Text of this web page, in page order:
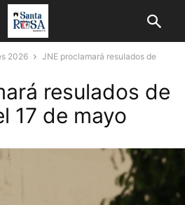
2026
JNE proclamará resulados de
resulados de
17 de mayo